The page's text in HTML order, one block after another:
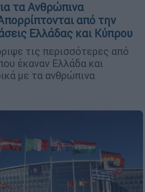
τα Ανθρώπινα
από την
Ελλάδας και Κύπρου
τις περισσότερες από
έκαναν Ελλάδα και
με τα ανθρώπινα